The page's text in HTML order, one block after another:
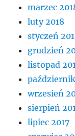
marzec
luty 2018
styczeń
grudzień
listopad
wrzesień
sierpień
lipiec 2017